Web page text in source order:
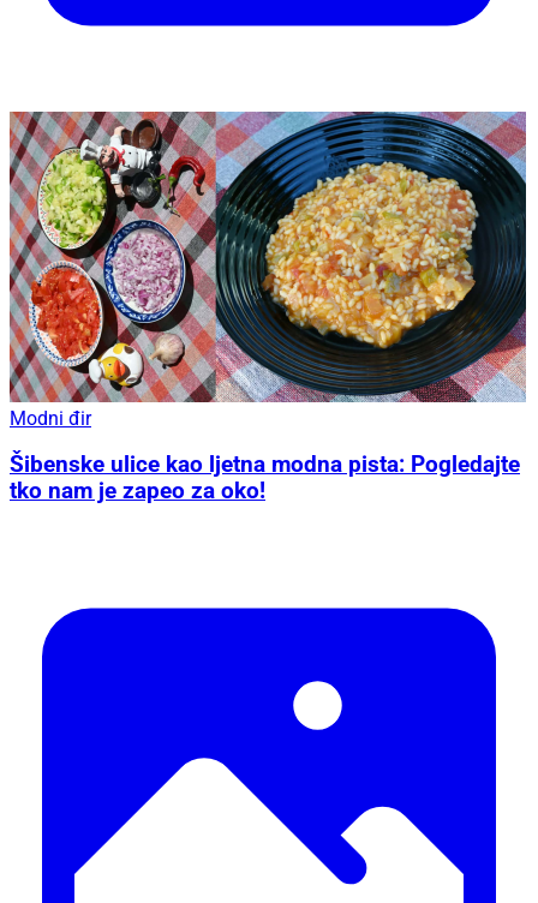
Modni đir
Šibenske ulice kao ljetna modna pista: Pogledajte
tko nam je zapeo za oko!